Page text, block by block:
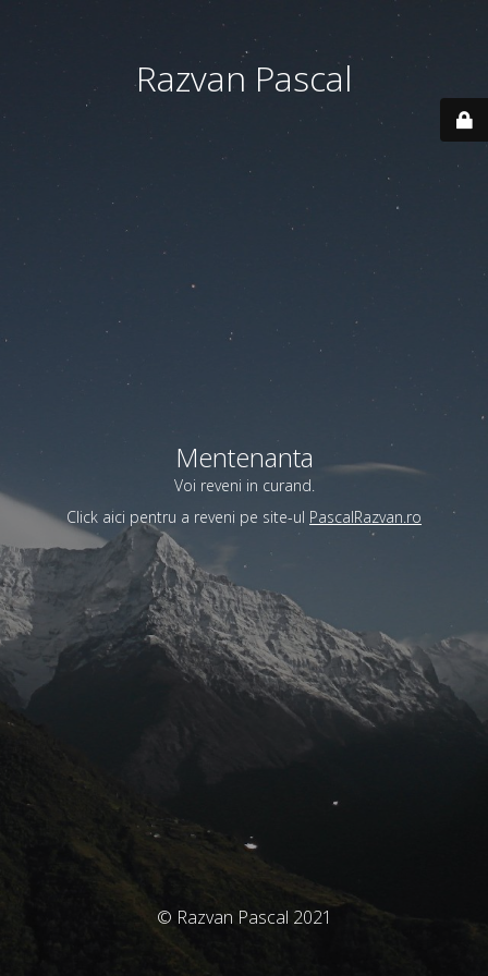
Razvan Pascal
Mentenanta
Voi reveni in curand.
Click aici pentru a reveni pe site-ul PascalRazvan.ro
© Razvan Pascal 2021